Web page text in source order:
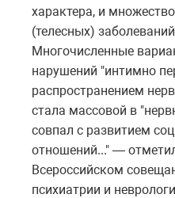
характера, и
(телесных)
Многочисленные
нарушений "интимно
распространением
стала массовой в
совпал с развитием
отношений..." —
Всероссийском
психиатрии и